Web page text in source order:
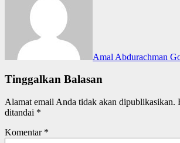
Amal Abdurachman
Tinggalkan Balasan
Alamat email Anda tidak akan dipublikasikan.
ditandai *
Komentar *